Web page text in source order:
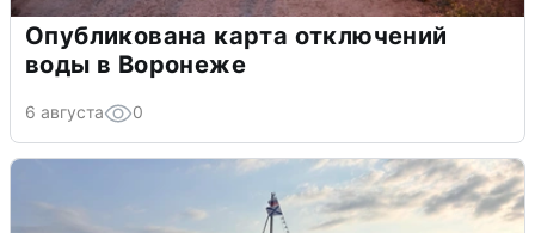
Опубликована карта отключений
воды в Воронеже
6 августа 0